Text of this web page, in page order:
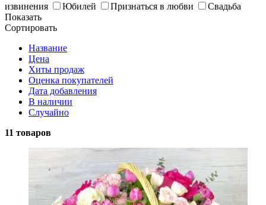
извинения
Юбилей Признаться в любви
Свадьба
Показать
Сортировать
Название
Цена
Хиты продаж
Оценка покупателей
Дата добавления
В наличии
Случайно
11 товаров